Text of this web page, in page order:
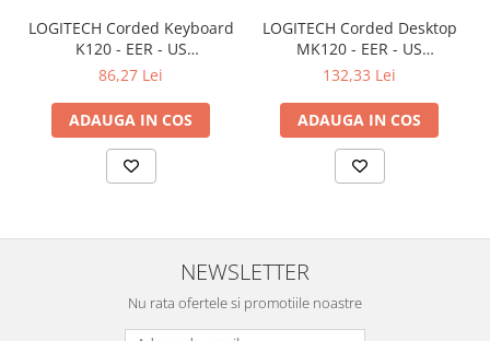
Multimedia
Foto & Video
Cloud si Aplicatii SaaS
Sisteme Videoconferinta
Securitate Date
LOGITECH Corded Keyboard
K120 - EER - US
International layout
86,27 Lei
ADAUGA IN COS
LOGITECH Corded Desktop
MK120 - EER - US
International layout
132,33 Lei
ADAUGA IN COS
NEWSLETTER
Nu rata ofertele si promotiile noastre